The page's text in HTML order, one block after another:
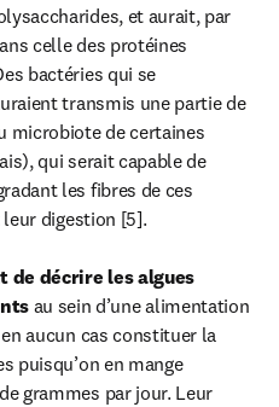
et aurait, par
celle des protéines
bactéries qui se
transmis une partie de
microbiote de certaines
qui serait capable de
les fibres de ces
digestion [5].
de décrire les algues
au sein d’une alimentation
aucun cas constituer la
puisqu’on en mange
grammes par jour. Leur